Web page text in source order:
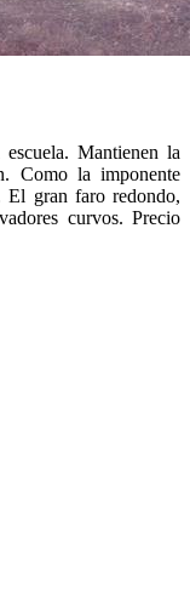
Mantienen la
Como la imponente
El gran faro redondo,
curvos. Precio